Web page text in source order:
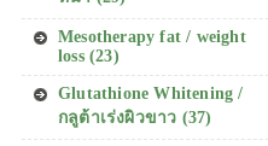
Mesotherapy fat / weight
loss (23)
Glutathione Whitening /
กลูต้าเร่งผิวขาว (37)